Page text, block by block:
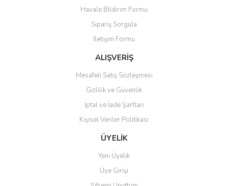
Havale Bildirim Formu
Sipariş Sorgula
İletişim Formu
ALIŞVERİŞ
Mesafeli Satış Sözleşmesi
Gizlilik ve Güvenlik
İptal ve İade Şartları
Kişisel Veriler Politikası
ÜYELİK
Yeni Üyelik
Üye Girişi